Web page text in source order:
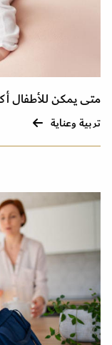
متى يمكن للأطفال
تربية وعناية